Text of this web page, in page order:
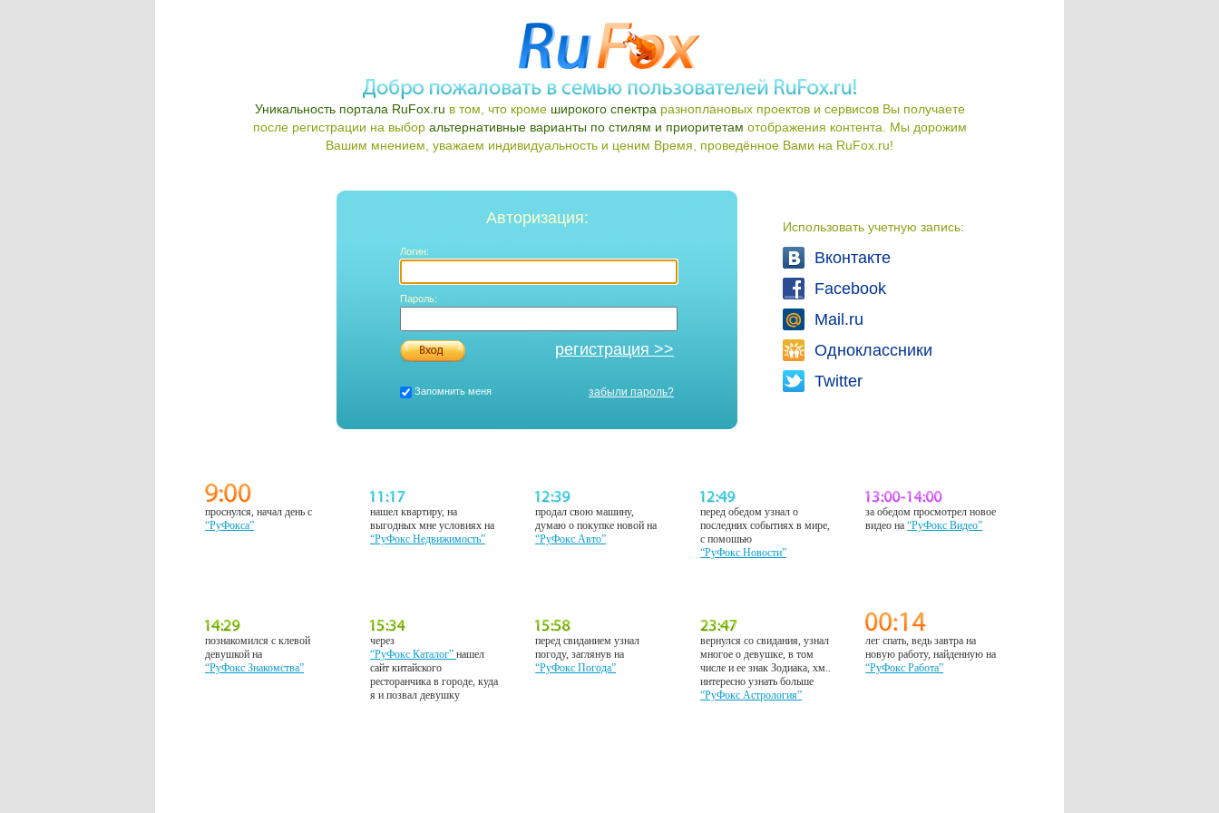
Уникальность портала RuFox.ru в том, что кроме широкого спектра разноплановых проектов и сервисов Вы получаете
после регистрации на выбор альтернативные варианты по стилям и приоритетам отображения контента. Мы дорожим
Вашим мнением, уважаем индивидуальность и ценим Время, проведённое Вами на RuFox.ru!
Использовать учетную запись:
Вконтакте
Facebook
Mail.ru
Одноклассники
Twitter
Авторизация:
Логин:
Пароль:
регистрация >>
Запомнить меня забыли пароль?
проснулся, начал день с
“РуФокса”
нашел квартиру, на
выгодных мне условиях на
“РуФокс Недвижимость”
продал свою машину,
думаю о покупке новой на
“РуФокс Авто”
перед обедом узнал о
последних событиях в мире,
с помошью
“РуФокс Новости”
за обедом просмотрел новое
видео на“РуФокс Видео”
познакомился с клевой
девушкой на
“РуФокс Знакомства”
через
“РуФокс Каталог”нашел
сайт китайского
ресторанчика в городе, куда
я и позвал девушку
перед свиданием узнал
погоду, заглянув на
“РуФокс Погода”
вернулся со свидания, узнал
многое о девушке, в том
числе и ее знак Зодиака, хм..
интересно узнать больше
“РуФокс Астрология”
лег спать, ведь завтра на
новую работу, найденную на
“РуФокс Работа”